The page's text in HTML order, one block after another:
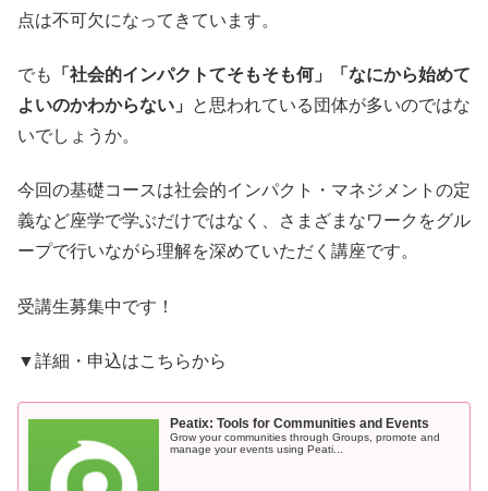
点は不可欠になってきています。
でも
「社会的インパクトてそもそも何」「なにから始めて
よいのかわからない」
と思われている団体が多いのではな
いでしょうか。
今回の基礎コースは社会的インパクト・マネジメントの定
義など座学で学ぶだけではなく、さまざまなワークをグル
ープで行いながら理解を深めていただく講座です。
受講生募集中です！
▼詳細・申込はこちらから
Peatix: Tools for Communities and Events
Grow your communities through Groups, promote and
manage your events using Peati...